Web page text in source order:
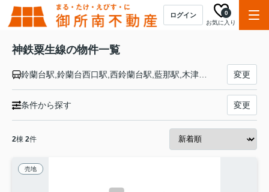
ログイン
お気に入り
0
神鉄粟生線の物件一覧
変更
条件から探す 変更
2棟 2件
売地